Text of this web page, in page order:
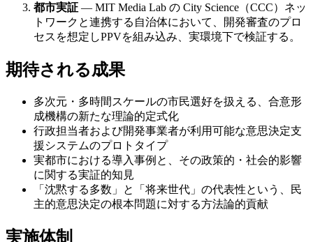
都市実証 — MIT Media Lab の City Science（CCC）ネッ
トワークと連携する自治体において、開発審査のプロ
セスを想定しPPVを組み込み、実環境下で検証する。
期待される成果
多次元・多時間スケールの市民選好を扱える、合意形
成機構の新たな理論的定式化
行政担当者および開発事業者が利用可能な意思決定支
援システムのプロトタイプ
実都市における導入事例と、その政策的・社会的影響
に関する実証的知見
「沈黙する多数」と「将来世代」の代表性という、民
主的意思決定の根本問題に対する方法論的貢献
実施体制